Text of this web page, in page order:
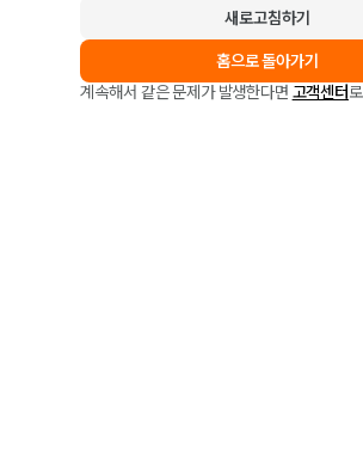
새로고침하기
홈으로 돌아가기
계속해서 같은 문제가 발생한다면 고객센터